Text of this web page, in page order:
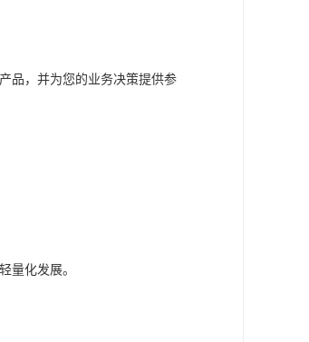
品，并为您的业务决策提供参
量化发展。